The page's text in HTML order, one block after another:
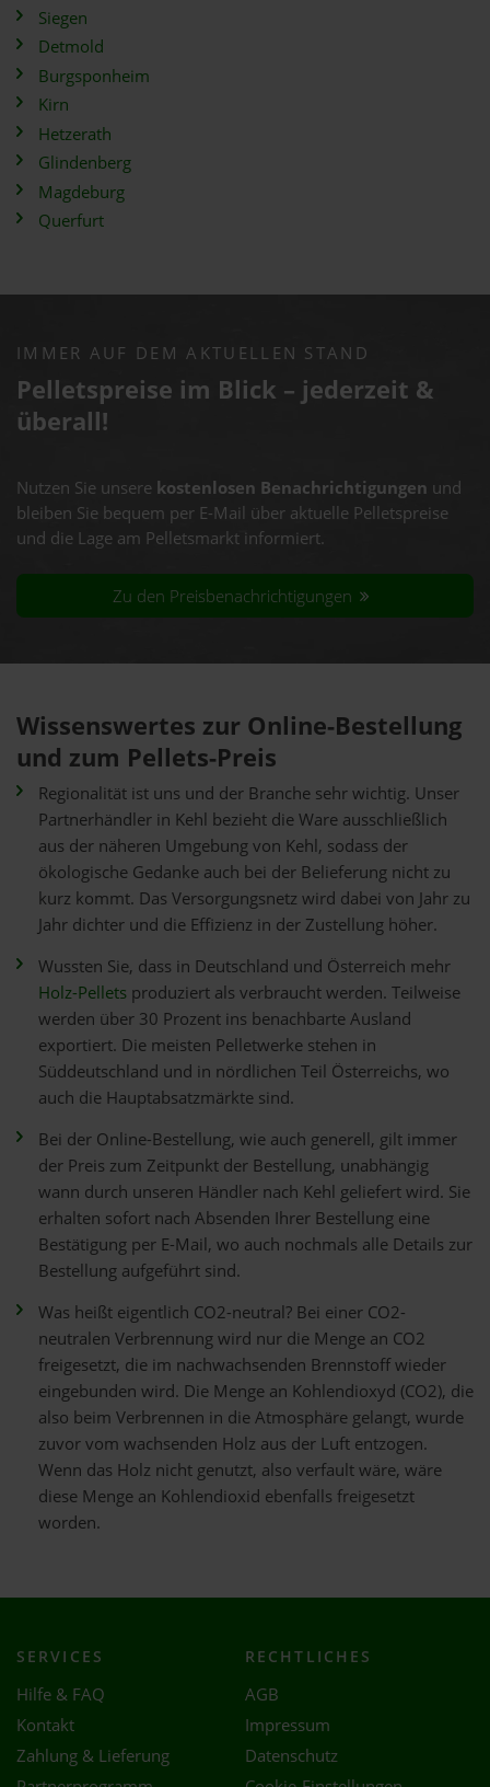
Siegen
Detmold
Burgsponheim
Kirn
Hetzerath
Glindenberg
Magdeburg
Querfurt
IMMER AUF DEM AKTUELLEN STAND
Pelletspreise im Blick – jederzeit &
überall!
Nutzen Sie unsere kostenlosen Benachrichtigungen und
bleiben Sie bequem per E-Mail über aktuelle Pelletspreise
und die Lage am Pelletsmarkt informiert.
Zu den Preisbenachrichtigungen
Wissenswertes zur Online-Bestellung
und zum Pellets-Preis
Regionalität ist uns und der Branche sehr wichtig. Unser
Partnerhändler in Kehl bezieht die Ware ausschließlich
aus der näheren Umgebung von Kehl, sodass der
ökologische Gedanke auch bei der Belieferung nicht zu
kurz kommt. Das Versorgungsnetz wird dabei von Jahr zu
Jahr dichter und die Effizienz in der Zustellung höher.
Wussten Sie, dass in Deutschland und Österreich mehr
Holz-Pellets produziert als verbraucht werden. Teilweise
werden über 30 Prozent ins benachbarte Ausland
exportiert. Die meisten Pelletwerke stehen in
Süddeutschland und in nördlichen Teil Österreichs, wo
auch die Hauptabsatzmärkte sind.
Bei der Online-Bestellung, wie auch generell, gilt immer
der Preis zum Zeitpunkt der Bestellung, unabhängig
wann durch unseren Händler nach Kehl geliefert wird. Sie
erhalten sofort nach Absenden Ihrer Bestellung eine
Bestätigung per E-Mail, wo auch nochmals alle Details zur
Bestellung aufgeführt sind.
Was heißt eigentlich CO2-neutral? Bei einer CO2-
neutralen Verbrennung wird nur die Menge an CO2
freigesetzt, die im nachwachsenden Brennstoff wieder
eingebunden wird. Die Menge an Kohlendioxyd (CO2), die
also beim Verbrennen in die Atmosphäre gelangt, wurde
zuvor vom wachsenden Holz aus der Luft entzogen.
Wenn das Holz nicht genutzt, also verfault wäre, wäre
diese Menge an Kohlendioxid ebenfalls freigesetzt
worden.
SERVICES
Hilfe & FAQ
Kontakt
Zahlung & Lieferung
RECHTLICHES
AGB
Impressum
Datenschutz